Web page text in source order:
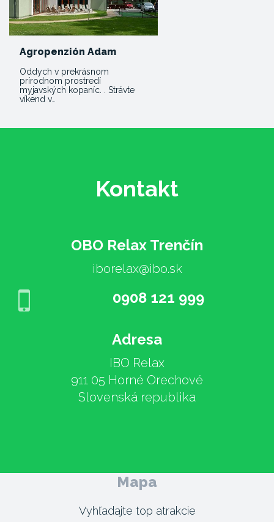
Agropenzión Adam
Oddych v prekrásnom
prírodnom prostredí
myjavských kopaníc. . Strávte
víkend v…
Kontakt
OBO Relax Trenčín
iborelax@ibo.sk
0908 121 999
Adresa
IBO Relax
911 05 Horné Orechové
Slovenská republika
Mapa
Vyhľadajte top atrakcie